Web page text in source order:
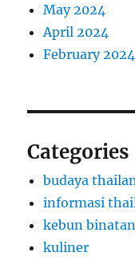
May 2024
April 2024
February 2024
Categories
budaya
informasi
kebun
kuliner